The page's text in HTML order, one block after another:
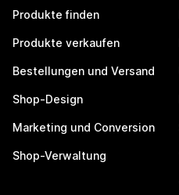
Produkte finden
Produkte verkaufen
Bestellungen und Versand
Shop-Design
Marketing und Conversion
Shop-Verwaltung